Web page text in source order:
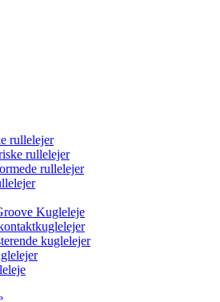
rullelejer
rullelejer
rullelejer
Kugleleje
kuglelejer